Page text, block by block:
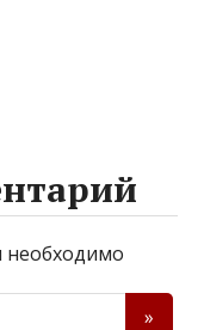
необходимо